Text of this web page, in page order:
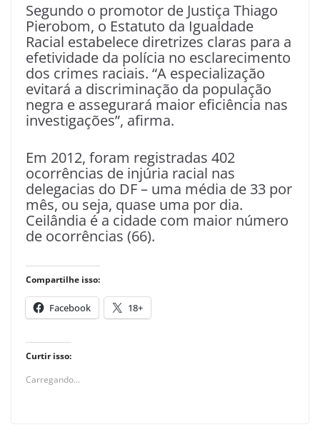
Segundo o promotor de Justiça Thiago
Pierobom, o Estatuto da Igualdade
Racial estabelece diretrizes claras para a
efetividade da polícia no esclarecimento
dos crimes raciais. “A especialização
evitará a discriminação da população
negra e assegurará maior eficiência nas
investigações”, afirma.
Em 2012, foram registradas 402
ocorrências de injúria racial nas
delegacias do DF – uma média de 33 por
mês, ou seja, quase uma por dia.
Ceilândia é a cidade com maior número
de ocorrências (66).
Compartilhe isso:
Facebook 18+
Curtir isso:
Carregando...